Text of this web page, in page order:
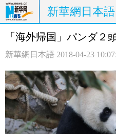
新華網日本語
ホームページ
観光 評
中日対訳
「海外帰国」パンダ
新華網日本語 2018-04-23